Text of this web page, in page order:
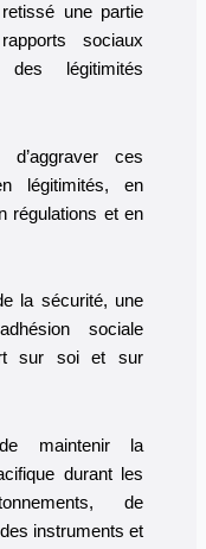
une partie
sociaux
légitimités
ces
légitimités, en
régulations et en
la sécurité, une
sociale
sur soi et sur
maintenir la
durant les
de
instruments et